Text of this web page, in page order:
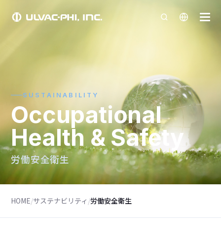
SUSTAINABILITY
Occupational
Health & Safety
労働安全衛生
HOME/サステナビリティ /労働安全衛生